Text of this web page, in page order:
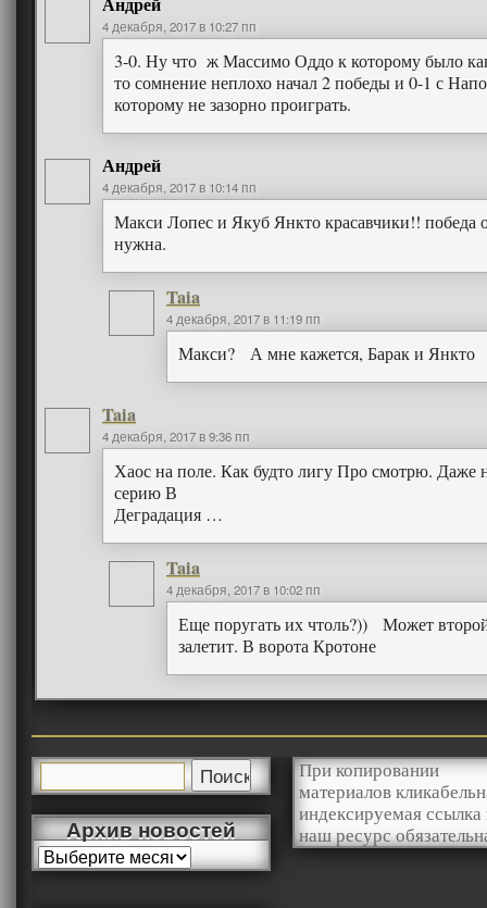
4 декабря, 2017 в 10:27 пп
3-0. Ну что ж Массимо Оддо к которому было
то сомнение неплохо начал 2 победы и 0-1 с
которому не зазорно проиграть.
Андрей
4 декабря, 2017 в 10:14 пп
Макси Лопес и Якуб Янкто красавчики!! победа
нужна.
Taia
4 декабря, 2017 в 11:19 пп
Макси? А мне кажется, Барак и Янкто
Taia
4 декабря, 2017 в 9:36 пп
Хаос на поле. Как будто лигу Про смотрю. Даже
серию В
Деградация …
Taia
4 декабря, 2017 в 10:02 пп
Еще поругать их чтоль?)) Может
залетит. В ворота Кротоне
Архив новостей
При копировании
материалов
индексируемая ссылка
наш ресурс